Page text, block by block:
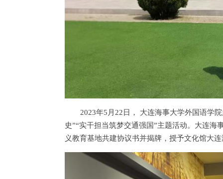
2023年5月22日， 大连海事大学外国语学
史”“实干担当筑梦交通强国”主题活动。大连
义教育基地共建协议书并揭牌，授予文化馆大